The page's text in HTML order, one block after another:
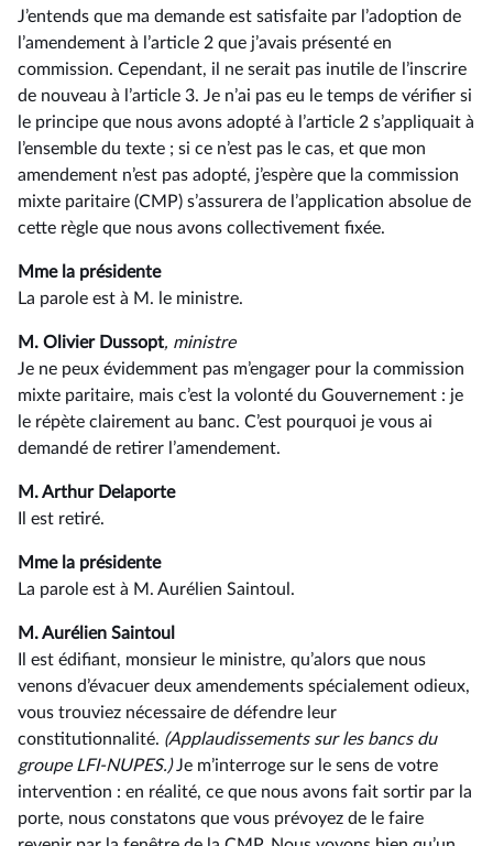
J’entends que ma demande est satisfaite par l’adoption de
l’amendement à l’article 2 que j’avais présenté en
commission. Cependant, il ne serait pas inutile de l’inscrire
de nouveau à l’article 3. Je n’ai pas eu le temps de vérifier si
le principe que nous avons adopté à l’article 2 s’appliquait à
l’ensemble du texte ; si ce n’est pas le cas, et que mon
amendement n’est pas adopté, j’espère que la commission
mixte paritaire (CMP) s’assurera de l’application absolue de
cette règle que nous avons collectivement fixée.
Mme la présidente
La parole est à M. le ministre.
M. Olivier Dussopt, ministre
Je ne peux évidemment pas m’engager pour la commission
mixte paritaire, mais c’est la volonté du Gouvernement : je
le répète clairement au banc. C’est pourquoi je vous ai
demandé de retirer l’amendement.
M. Arthur Delaporte
Il est retiré.
Mme la présidente
La parole est à M. Aurélien Saintoul.
M. Aurélien Saintoul
Il est édifiant, monsieur le ministre, qu’alors que nous
venons d’évacuer deux amendements spécialement odieux,
vous trouviez nécessaire de défendre leur
constitutionnalité. (Applaudissements sur les bancs du
groupe LFI-NUPES.)Je m’interroge sur le sens de votre
intervention : en réalité, ce que nous avons fait sortir par la
porte, nous constatons que vous prévoyez de le faire